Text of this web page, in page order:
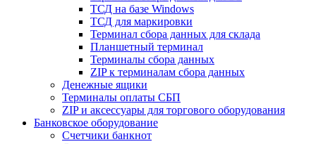
ТСД на базе Windows
ТСД для маркировки
Терминал сбора данных для склада
Планшетный терминал
Терминалы сбора данных
ZIP к терминалам сбора данных
Денежные ящики
Терминалы оплаты СБП
ZIP и аксессуары для торгового оборудования
Банковское оборудование
Счетчики банкнот